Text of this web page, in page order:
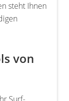
steht Ihnen
von